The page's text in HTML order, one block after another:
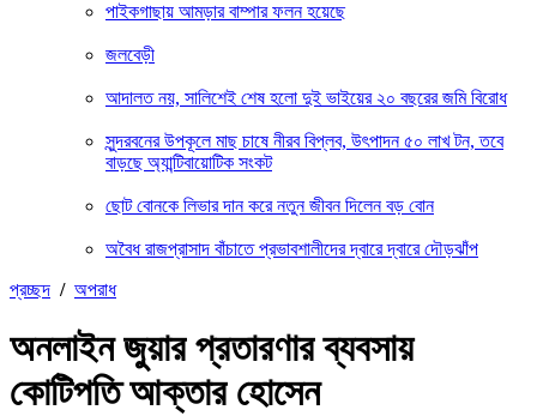
পাইকগাছায় আমড়ার বাম্পার ফলন হয়েছে
জলবেড়ী
আদালত নয়, সালিশেই শেষ হলো দুই ভাইয়ের ২০ বছরের জমি বিরোধ
সুন্দরবনের উপকূলে মাছ চাষে নীরব বিপ্লব, উৎপাদন ৫০ লাখ টন, তবে
বাড়ছে অ্যান্টিবায়োটিক সংকট
ছোট বোনকে লিভার দান করে নতুন জীবন দিলেন বড় বোন
অবৈধ রাজপ্রাসাদ বাঁচাতে প্রভাবশালীদের দ্বারে দ্বারে দৌড়ঝাঁপ
প্রচ্ছদ / অপরাধ
অনলাইন জুয়ার প্রতারণার ব্যবসায়
কোটিপতি আক্তার হোসেন